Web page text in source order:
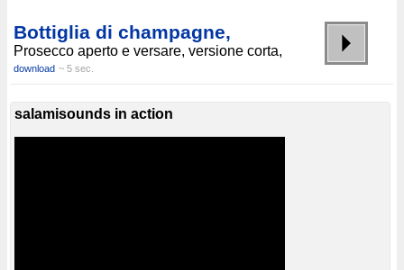
Bottiglia di champagne,
Prosecco aperto e versare, versione corta,
download ~ 5 sec.
salamisounds in action